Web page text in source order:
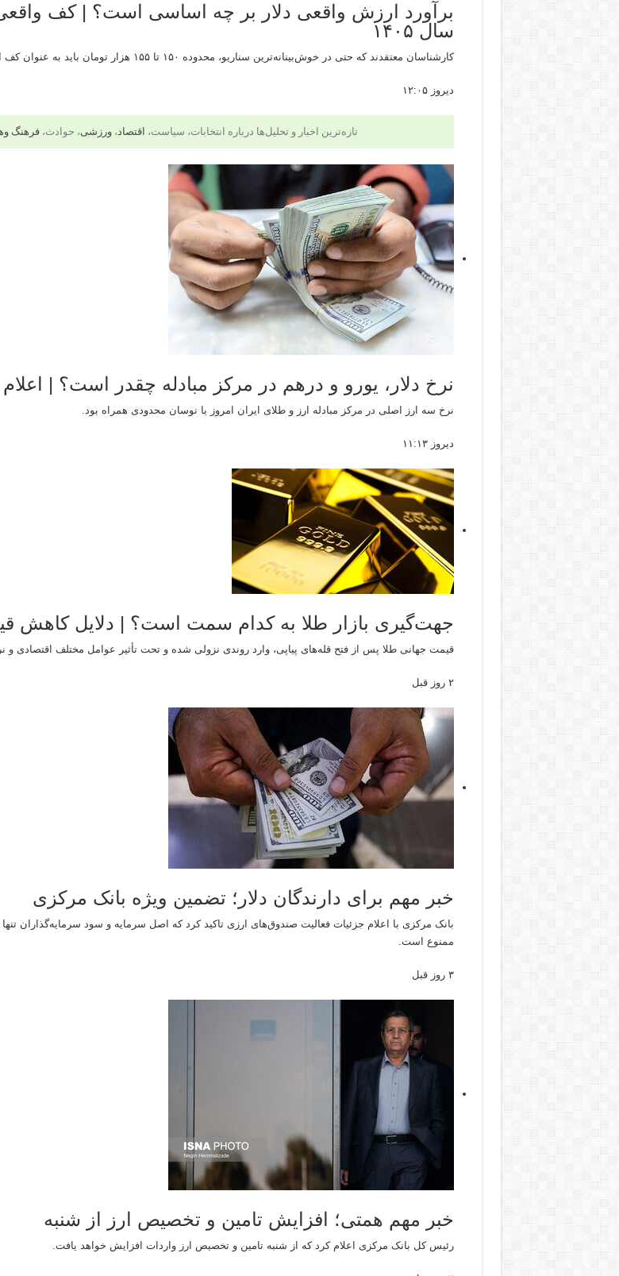
برآورد ارزش واقعی دلار بر چه اساسی است؟ | کف
سال ۱۴۰۵
کارشناسان معتقدند که حتی در خوش‌بینانه‌ترین سناریو، محدوده ۱۵۰ تا ۱۵۵ هزار تومان باید به عنوان کف اساسی نرخ دلار در نظر گرفته شود.
دیروز ۱۲:۰۵
تازه‌ترین اخبار و تحلیل‌ها درباره انتخابات، سیاست، اقتصاد، ورزشی، حوادث، فرهنگ
نرخ دلار، یورو و درهم در مرکز مبادله چقدر است؟ | اعلام
نرخ سه ارز اصلی در مرکز مبادله ارز و طلای ایران امروز با نوسان محدودی همراه بود.
دیروز ۱۱:۱۳
جهت‌گیری بازار طلا به کدام سمت است؟ | دلایل کاهش
قیمت جهانی طلا پس از فتح قله‌های پیاپی، وارد روندی نزولی شده و تحت تأثیر عوامل مختلف اقتصادی
۲ روز قبل
خبر مهم برای دارندگان دلار؛ تضمین ویژه بانک مرکزی
بانک مرکزی با اعلام جزئیات فعالیت صندوق‌های ارزی تاکید کرد که اصل سرمایه و سود سرمایه‌گذاران
ممنوع است.
۳ روز قبل
خبر مهم همتی؛ افزایش تامین و تخصیص ارز از شنبه
رئیس کل بانک مرکزی اعلام کرد که از شنبه تامین و تخصیص ارز واردات افزایش خواهد یافت.